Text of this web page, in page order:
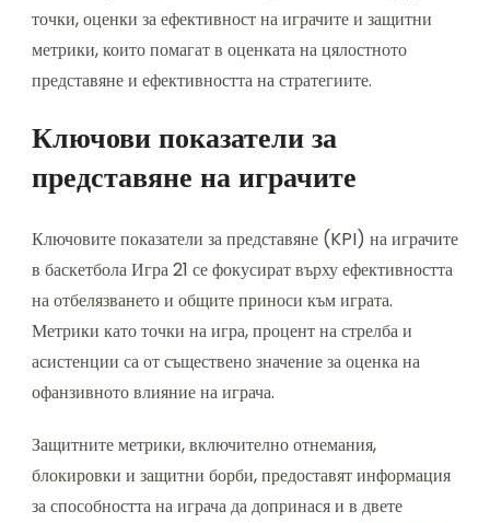
точки, оценки за ефективност на играчите и защитни
метрики, които помагат в оценката на цялостното
представяне и ефективността на стратегиите.
Ключови показатели за
представяне на играчите
Ключовите показатели за представяне (KPI) на играчите
в баскетбола Игра 21 се фокусират върху ефективността
на отбелязването и общите приноси към играта.
Метрики като точки на игра, процент на стрелба и
асистенции са от съществено значение за оценка на
офанзивното влияние на играча.
Защитните метрики, включително отнемания,
блокировки и защитни борби, предоставят информация
за способността на играча да допринася и в двете